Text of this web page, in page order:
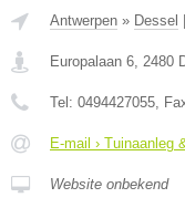
Antwerpen » Dessel |
Europalaan 6 2480
Tel: 0494427055 ,
E-mail › Tuinaanleg
Website onbekend